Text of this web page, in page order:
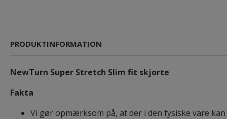
PRODUKTINFORMATION
NewTurn Super Stretch Slim fit skjorte
Fakta
Vi gør opmærksom på, at der i den fysiske vare